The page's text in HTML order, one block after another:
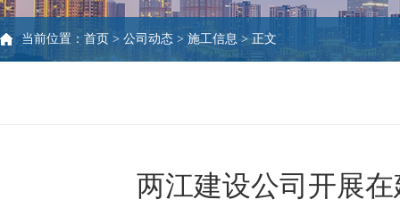
当前位置： 首页 > 公司动态 > 施工信息 > 正文
两江建设公司开展